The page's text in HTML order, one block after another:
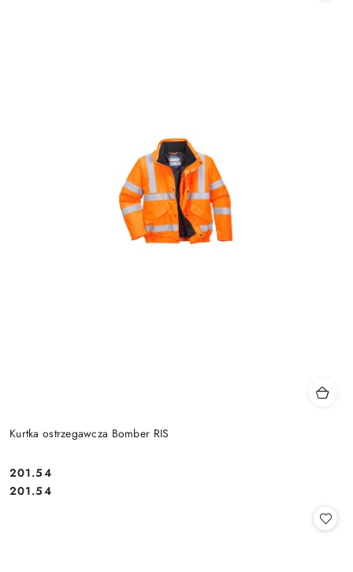
Kurtka ostrzegawcza Bomber RIS
Cena:
201.54
Cena:
201.54